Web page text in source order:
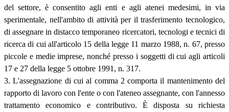
del settore, è consentito agli enti e agli atenei medesimi, in via
sperimentale, nell'ambito di attività per il trasferimento tecnologico,
di assegnare in distacco temporaneo ricercatori, tecnologi e tecnici di
ricerca di cui all'articolo 15 della legge 11 marzo 1988, n. 67, presso
piccole e medie imprese, nonché presso i soggetti di cui agli articoli
17 e 27 della legge 5 ottobre 1991, n. 317.
3. L'assegnazione di cui al comma 2 comporta il mantenimento del
rapporto di lavoro con l'ente o con l'ateneo assegnante, con l'annesso
trattamento economico e contributivo. È disposta su richiesta